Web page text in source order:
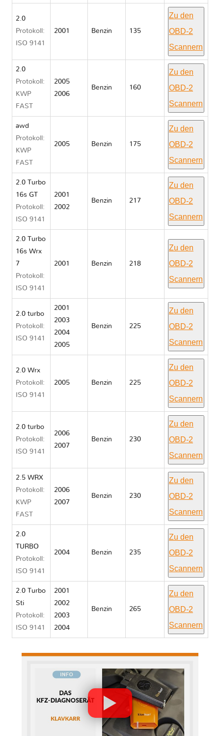
2.0
Protokoll:
ISO 9141
2001 Benzin 135
Zu den
OBD-2
Scannern
2.0
Protokoll:
KWP
FAST
2005
2006
Benzin 160
Zu den
OBD-2
Scannern
awd
Protokoll:
KWP
FAST
2005 Benzin 175
Zu den
OBD-2
Scannern
2.0 Turbo
16s GT
Protokoll:
ISO 9141
2001
2002
Benzin 217
Zu den
OBD-2
Scannern
2.0 Turbo
16s Wrx
7
Protokoll:
ISO 9141
2001 Benzin 218
Zu den
OBD-2
Scannern
2.0 turbo
Protokoll:
ISO 9141
2001
2003
2004
2005
Benzin 225
Zu den
OBD-2
Scannern
2.0 Wrx
Protokoll:
ISO 9141
2005 Benzin 225
Zu den
OBD-2
Scannern
2.0 turbo
Protokoll:
ISO 9141
2006
2007
Benzin 230
Zu den
OBD-2
Scannern
2.5 WRX
Protokoll:
KWP
FAST
2006
2007
Benzin 230
Zu den
OBD-2
Scannern
2.0
TURBO
Protokoll:
ISO 9141
2004 Benzin 235
Zu den
OBD-2
Scannern
2.0 Turbo
Sti
Protokoll:
ISO 9141
2001
2002
2003
2004
Benzin 265
Zu den
OBD-2
Scannern